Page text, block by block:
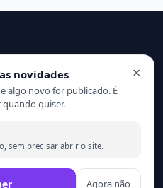
direitos reservados.
×
novidades
algo novo for publicado. É
quando quiser.
sem precisar abrir o site.
Agora não